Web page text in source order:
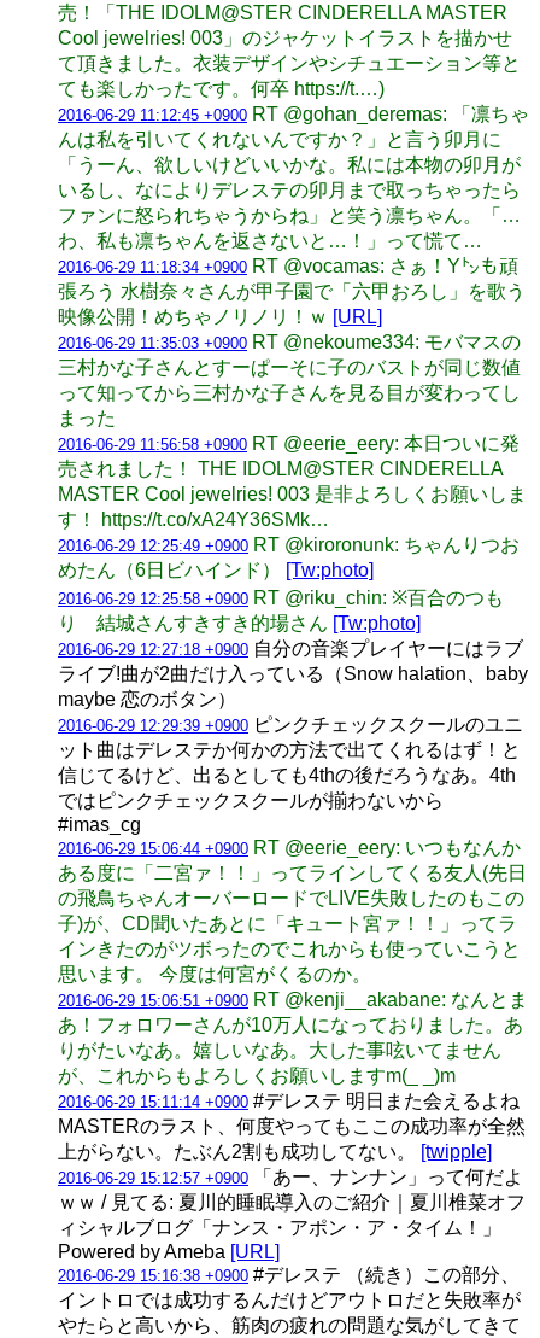
売！「THE IDOLM@STER CINDERELLA MASTER
Cool jewelries! 003」のジャケットイラストを描かせ
て頂きました。衣装デザインやシチュエーション等と
ても楽しかったです。何卒 https://t.…)
2016-06-29 11:12:45 +0900 RT @gohan_deremas: 「凛ちゃ
んは私を引いてくれないんですか？」と言う卯月に
「うーん、欲しいけどいいかな。私には本物の卯月が
いるし、なによりデレステの卯月まで取っちゃったら
ファンに怒られちゃうからね」と笑う凛ちゃん。「…
わ、私も凛ちゃんを返さないと…！」って慌て…
2016-06-29 11:18:34 +0900 RT @vocamas: さぁ！Y㌧も頑
張ろう 水樹奈々さんが甲子園で「六甲おろし」を歌う
映像公開！めちゃノリノリ！ｗ [URL]
2016-06-29 11:35:03 +0900 RT @nekoume334: モバマスの
三村かな子さんとすーぱーそに子のバストが同じ数値
って知ってから三村かな子さんを見る目が変わってし
まった
2016-06-29 11:56:58 +0900 RT @eerie_eery: 本日ついに発
売されました！ THE IDOLM@STER CINDERELLA
MASTER Cool jewelries! 003 是非よろしくお願いしま
す！ https://t.co/xA24Y36SMk…
2016-06-29 12:25:49 +0900 RT @kiroronunk: ちゃんりつお
めたん（6日ビハインド）
[Tw:photo]
2016-06-29 12:25:58 +0900 RT @riku_chin: ※百合のつも
り 結城さんすきすき的場さん [Tw:photo]
2016-06-29 12:27:18 +0900 自分の音楽プレイヤーにはラブ
ライブ!曲が2曲だけ入っている（Snow halation、baby
maybe 恋のボタン）
2016-06-29 12:29:39 +0900 ピンクチェックスクールのユニ
ット曲はデレステか何かの方法で出てくれるはず！と
信じてるけど、出るとしても4thの後だろうなあ。4th
ではピンクチェックスクールが揃わないから
#imas_cg
2016-06-29 15:06:44 +0900 RT @eerie_eery: いつもなんか
ある度に「二宮ァ！！」ってラインしてくる友人(先日
の飛鳥ちゃんオーバーロードでLIVE失敗したのもこの
子)が、CD聞いたあとに「キュート宮ァ！！」ってラ
インきたのがツボったのでこれからも使っていこうと
思います。 今度は何宮がくるのか。
2016-06-29 15:06:51 +0900 RT @kenji__akabane: なんとま
あ！フォロワーさんが10万人になっておりました。あ
りがたいなあ。嬉しいなあ。大した事呟いてません
が、これからもよろしくお願いしますm(_ _)m
2016-06-29 15:11:14 +0900 #デレステ 明日また会えるよね
MASTERのラスト、何度やってもここの成功率が全然
上がらない。たぶん2割も成功してない。
[twipple]
2016-06-29 15:12:57 +0900 「あー、ナンナン」って何だよ
ｗｗ / 見てる: 夏川的睡眠導入のご紹介｜夏川椎菜オフ
ィシャルブログ「ナンス・アポン・ア・タイム！」
Powered by Ameba [URL]
2016-06-29 15:16:38 +0900 #デレステ （続き）この部分、
イントロでは成功するんだけどアウトロだと失敗率が
やたらと高いから、筋肉の疲れの問題な気がしてきて